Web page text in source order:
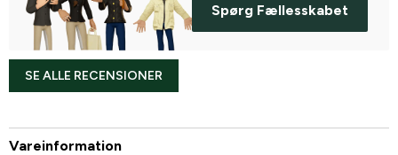
Spørg Fællesskabet
SE ALLE RECENSIONER
Vareinformation